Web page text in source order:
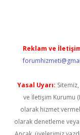
Reklam ve
Yasal Uyarı:
ve İletişim Kurumu
olarak hizmet
olarak denetleme